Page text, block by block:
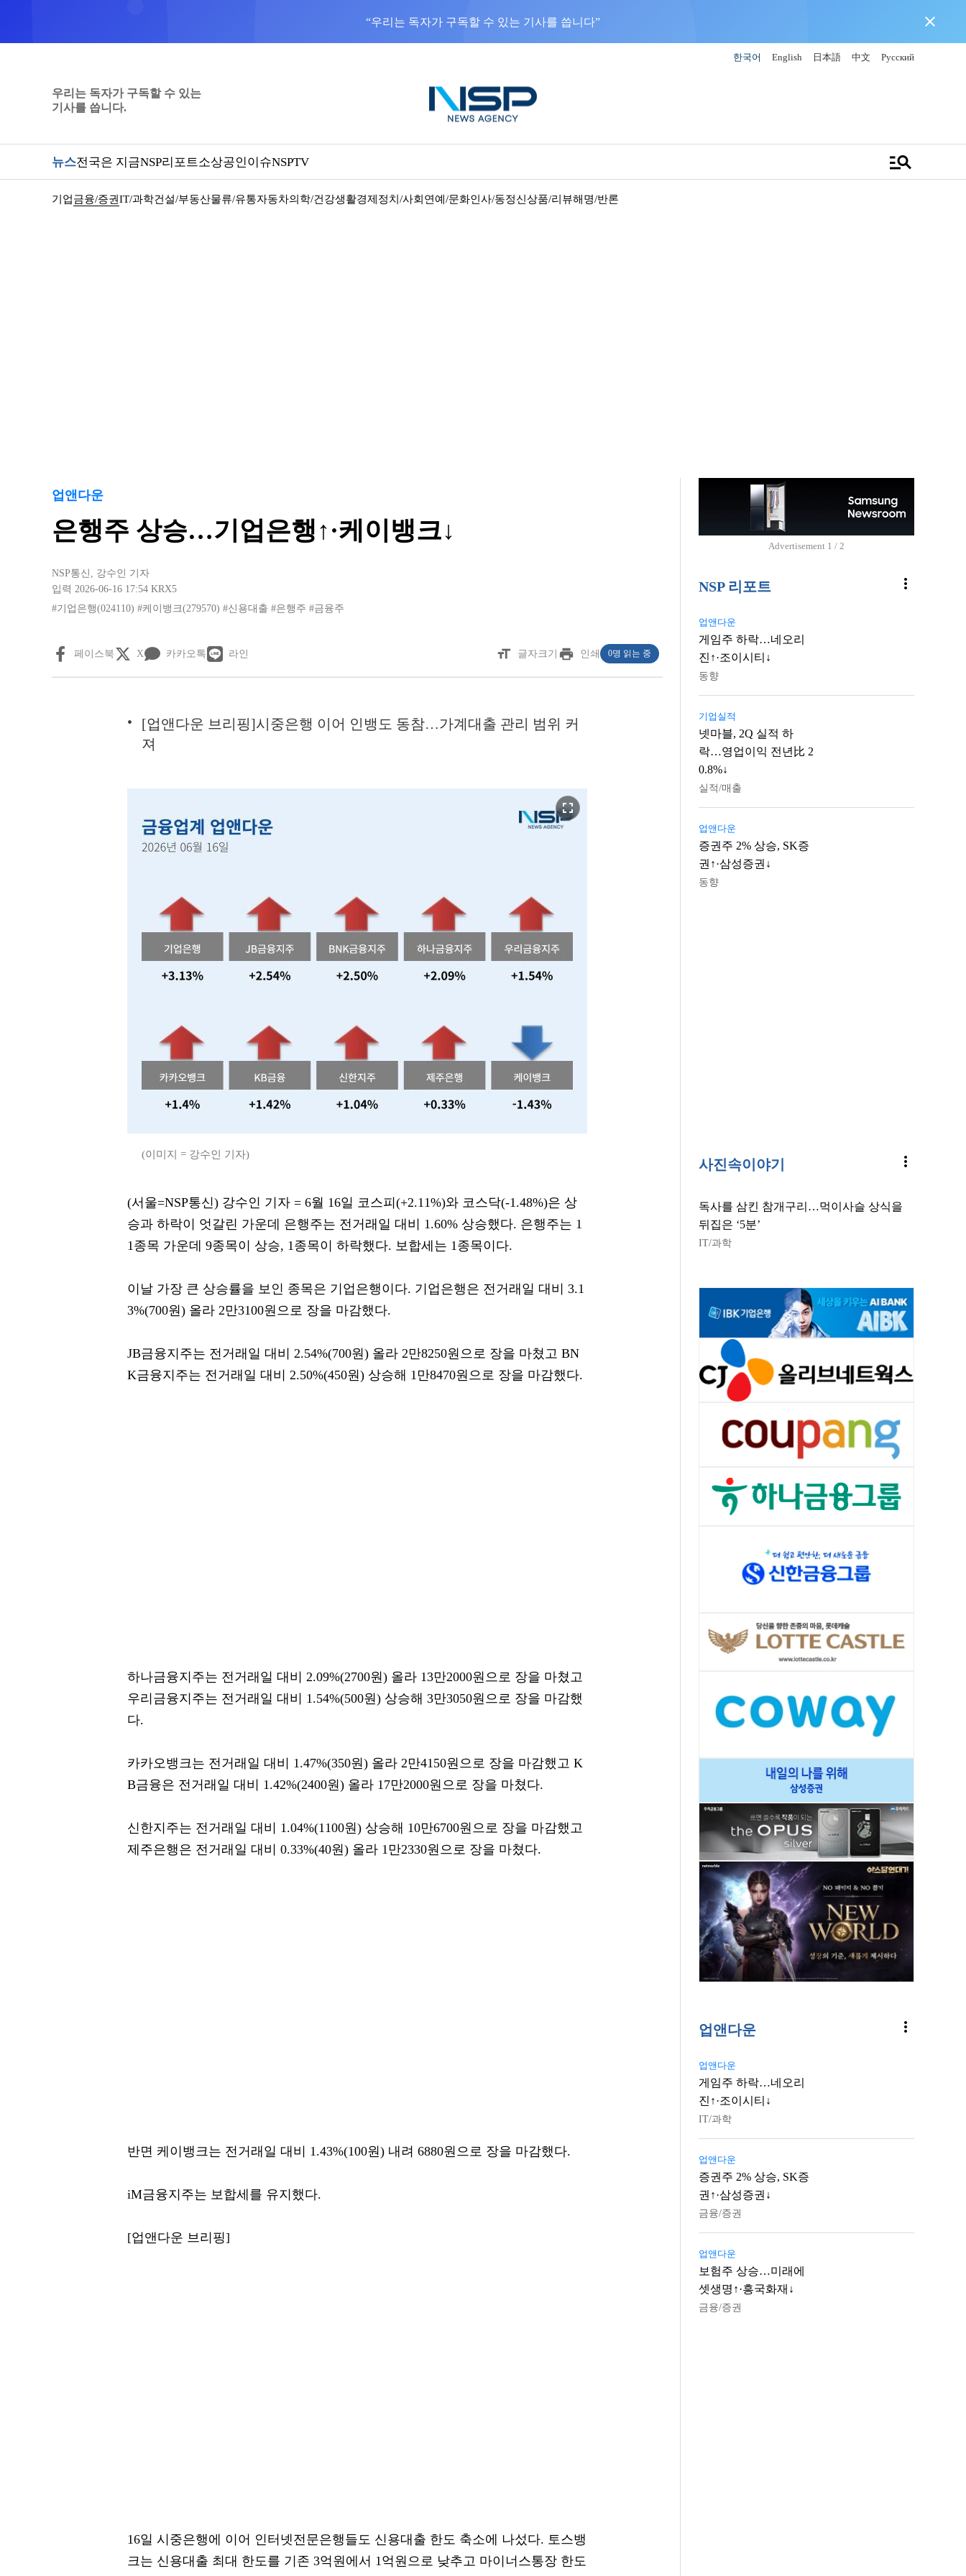
“우리는 독자가 구독할 수 있는 기사를 씁니다” close
한국어 English 日本語 中文 Русский
우리는 독자가 구독할 수 있는
기사를 씁니다.
뉴스전국은 지금NSP리포트소상공인이슈NSPTV manage_search
기업금융/증권IT/과학건설/부동산물류/유통자동차의학/건강생활경제 정치/사회 연예/문화인사/동정신상품/리뷰해명/반론
업앤다운
은행주 상승…기업은행↑·케이뱅크↓
NSP통신 , 강수인 기자
입력 2026-06-16 17:54 KRX5
#기업은행(024110) #케이뱅크(279570) #신용대출 #은행주 #금융주
페이스북 X 카카오톡 라인 format_size 글자크기 print 인쇄 0명 읽는 중
[업앤다운 브리핑]시중은행 이어 인뱅도 동참…가계대출 관리 범위 커
져
fullscreen
(이미지 = 강수인 기자)
(서울=NSP통신) 강수인 기자 = 6월 16일 코스피(+2.11%)와 코스닥(-1.48%)은 상
승과 하락이 엇갈린 가운데 은행주는 전거래일 대비 1.60% 상승했다. 은행주는 1
1종목 가운데 9종목이 상승, 1종목이 하락했다. 보합세는 1종목이다.
이날 가장 큰 상승률을 보인 종목은 기업은행이다. 기업은행은 전거래일 대비 3.1
3%(700원) 올라 2만3100원으로 장을 마감했다.
JB금융지주는 전거래일 대비 2.54%(700원) 올라 2만8250원으로 장을 마쳤고 BN
K금융지주는 전거래일 대비 2.50%(450원) 상승해 1만8470원으로 장을 마감했다.
하나금융지주는 전거래일 대비 2.09%(2700원) 올라 13만2000원으로 장을 마쳤고
우리금융지주는 전거래일 대비 1.54%(500원) 상승해 3만3050원으로 장을 마감했
다.
카카오뱅크는 전거래일 대비 1.47%(350원) 올라 2만4150원으로 장을 마감했고 K
B금융은 전거래일 대비 1.42%(2400원) 올라 17만2000원으로 장을 마쳤다.
신한지주는 전거래일 대비 1.04%(1100원) 상승해 10만6700원으로 장을 마감했고
제주은행은 전거래일 대비 0.33%(40원) 올라 1만2330원으로 장을 마쳤다.
반면 케이뱅크는 전거래일 대비 1.43%(100원) 내려 6880원으로 장을 마감했다.
iM금융지주는 보합세를 유지했다.
[업앤다운 브리핑]
16일 시중은행에 이어 인터넷전문은행들도 신용대출 한도 축소에 나섰다. 토스뱅
크는 신용대출 최대 한도를 기존 3억원에서 1억원으로 낮추고 마이너스통장 한도
Advertisement 2 / 2
NSP 리포트 more_vert
업앤다운
게임주 하락…네오리
진↑·조이시티↓
동향
기업실적
넷마블, 2Q 실적 하
락…영업이익 전년比 2
0.8%↓
실적/매출
업앤다운
증권주 2% 상승, SK증
권↑·삼성증권↓
동향
사진속이야기 more_vert
독사를 삼킨 참개구리…먹이사슬 상식을
뒤집은 ‘5분’
IT/과학
업앤다운 more_vert
업앤다운
게임주 하락…네오리
진↑·조이시티↓
IT/과학
업앤다운
증권주 2% 상승, SK증
권↑·삼성증권↓
금융/증권
업앤다운
보험주 상승…미래에
셋생명↑·흥국화재↓
금융/증권